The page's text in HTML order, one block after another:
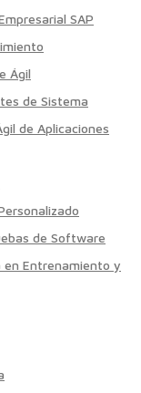
SAP
Ágil
de Sistema
de Aplicaciones
de Software
en Entrenamiento y